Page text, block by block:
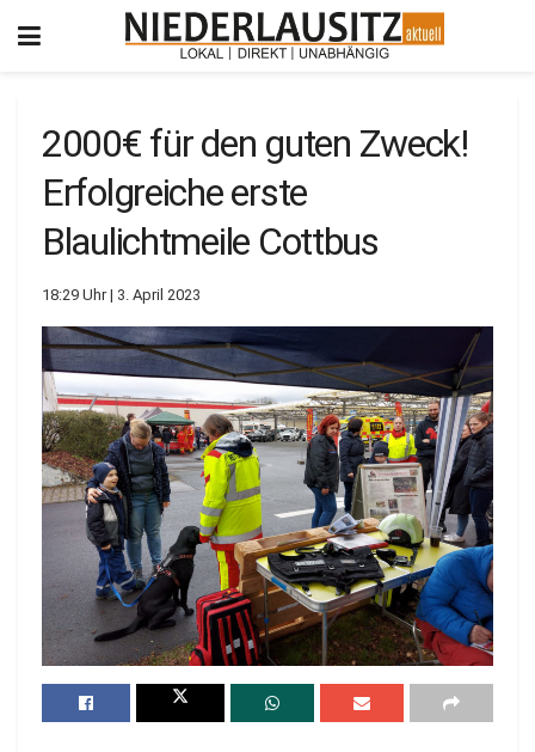
2000€ für den guten Zweck!
Erfolgreiche erste
Blaulichtmeile Cottbus
18:29 Uhr | 3. April 2023